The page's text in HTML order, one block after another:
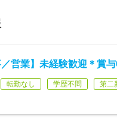
／営業】未経験歓迎＊賞
転勤なし 学歴不問 第二